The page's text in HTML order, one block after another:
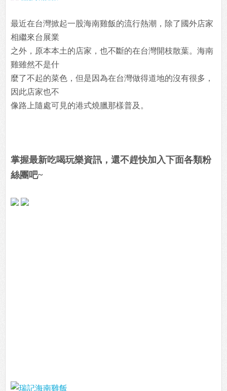
最近在台灣掀起一股海南雞飯的流行熱潮，除了國外店家
相繼來台展業
之外，原本本土的店家，也不斷的在台灣開枝散葉。海南
雞雖然不是什
麼了不起的菜色，但是因為在台灣做得道地的沒有很多，
因此店家也不
像路上隨處可見的港式燒臘那樣普及。
掌握最新吃喝玩樂資訊，還不趕快加入下面各類粉
絲團吧~